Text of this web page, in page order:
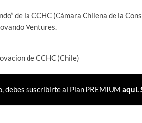
de la CCHC (Cámara Chilena de la
Ventures.
de CCHC (Chile)
debes suscribirte al Plan PREMIUM aquí.